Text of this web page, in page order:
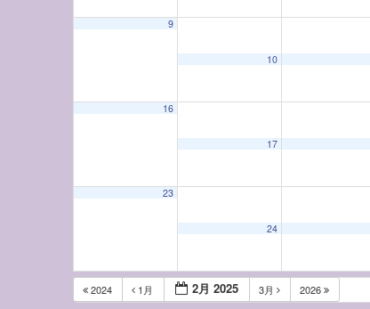
9
10
16
17
23
24
2024 1月 2月 2025 3月 2026
6:00 AM